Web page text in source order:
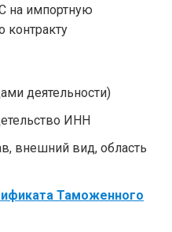
на импортную
контракту
деятельности)
ИНН
внешний вид, область
Таможенного